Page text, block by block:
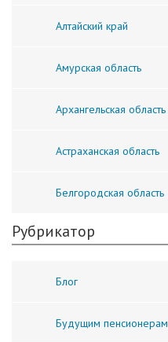
Алтайский край
Амурская область
Архангельская область
Астраханская область
Белгородская область
Рубрикатор
Блог
Будущим пенсионерам